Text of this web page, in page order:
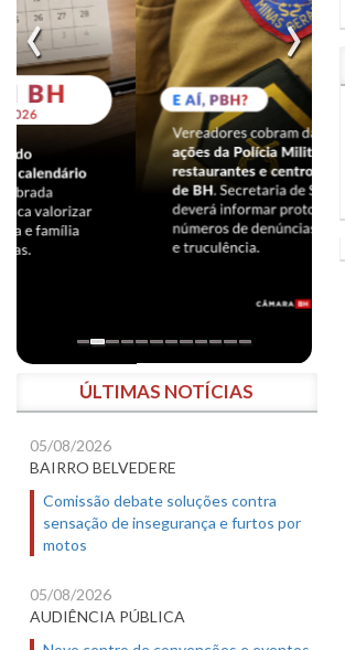
ÚLTIMAS NOTÍCIAS
05/08/2026
BAIRRO BELVEDERE
Comissão debate soluções contra
sensação de insegurança e furtos por
motos
05/08/2026
AUDIÊNCIA PÚBLICA